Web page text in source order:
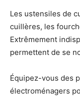
Les ustensiles de
cuillères, les
Extrêmement
permettent de se
Équipez-vous des
électroménagers